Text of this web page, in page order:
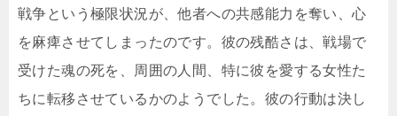
戦争という極限状況が、他者への共感能力を奪い、心
を麻痺させてしまったのです。彼の残酷さは、戦場で
受けた魂の死を、周囲の人間、特に彼を愛する女性た
ちに転移させているかのようでした。彼の行動は決し